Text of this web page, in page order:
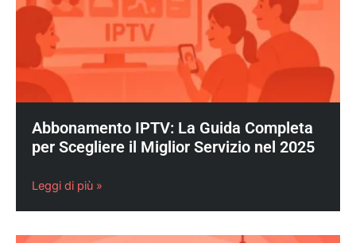
Abbonamento IPTV: La Guida Completa
per Scegliere il Miglior Servizio nel 2025
Leggi di più »